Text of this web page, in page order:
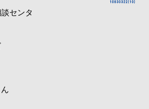
センタ